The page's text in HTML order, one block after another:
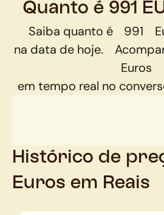
Quanto é 991
Saiba quanto é 991
na data de hoje.
Euros
em tempo real no
Histórico de
Euros em Reais